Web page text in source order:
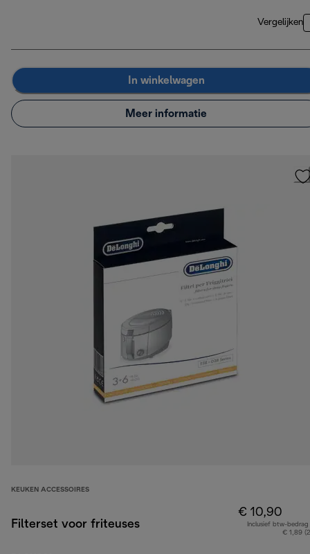
Vergelijken
In winkelwagen
Meer informatie
KEUKEN ACCESSOIRES
Filterset voor friteuses
€ 10,90
Inclusief btw-bedrag
€ 1,89